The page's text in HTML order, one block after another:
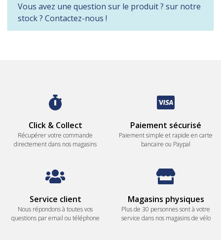
Vous avez une question sur le produit ? sur notre
stock ? Contactez-nous !
Click & Collect
Récupérer votre commande
directement dans nos magasins
Paiement sécurisé
Paiement simple et rapide en carte
bancaire ou Paypal
Service client
Nous répondons à toutes vos
questions par email ou téléphone
Magasins physiques
Plus de 30 personnes sont à votre
service dans nos magasins de vélo